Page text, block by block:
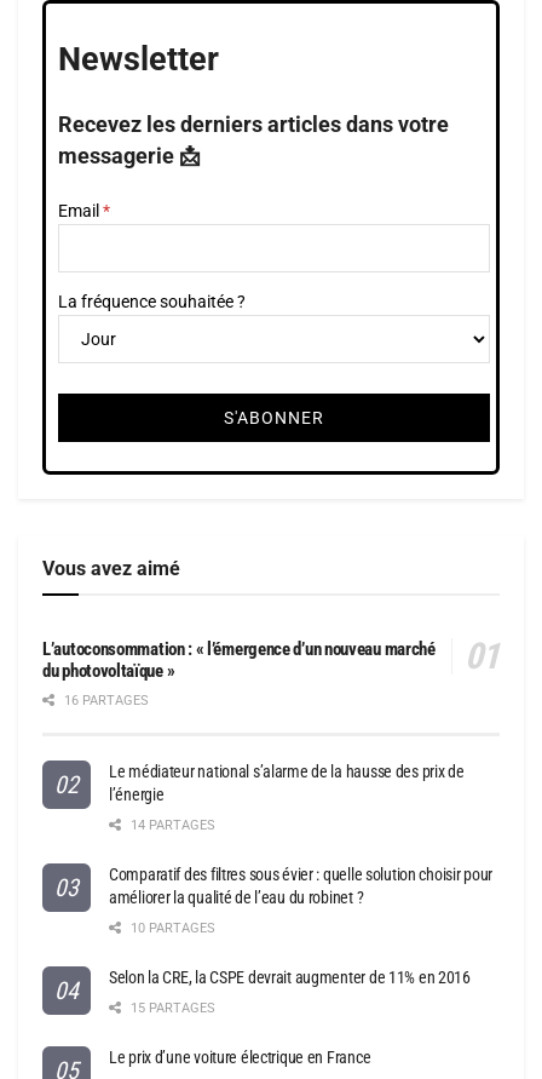
Newsletter
Recevez les derniers articles dans votre
messagerie 📩
Email
La fréquence souhaitée ?
Vous avez aimé
L’autoconsommation : « l’émergence d’un nouveau marché
du photovoltaïque »
16 PARTAGES
Le médiateur national s’alarme de la hausse des prix de
l’énergie
14 PARTAGES
Comparatif des filtres sous évier : quelle solution choisir pour
améliorer la qualité de l’eau du robinet ?
10 PARTAGES
Selon la CRE, la CSPE devrait augmenter de 11% en 2016
15 PARTAGES
Le prix d’une voiture électrique en France